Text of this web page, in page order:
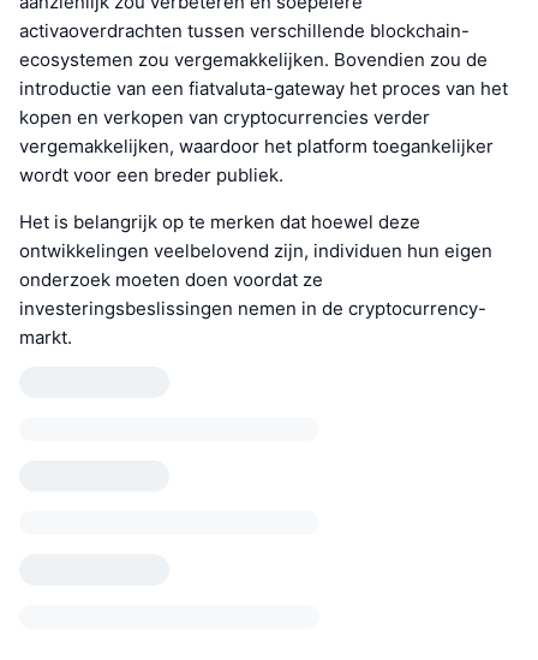
activaoverdrachten tussen verschillende blockchain-
ecosystemen zou vergemakkelijken. Bovendien zou de
introductie van een fiatvaluta-gateway het proces van het
kopen en verkopen van cryptocurrencies verder
vergemakkelijken, waardoor het platform toegankelijker
wordt voor een breder publiek.
Het is belangrijk op te merken dat hoewel deze
ontwikkelingen veelbelovend zijn, individuen hun eigen
onderzoek moeten doen voordat ze
investeringsbeslissingen nemen in de cryptocurrency-
markt.